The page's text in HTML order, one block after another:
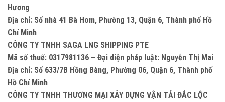
Hương
Địa chỉ: Số nhà 41 Bà Hom, Phường 13, Quận 6, Thành phố Hồ
Chí Minh
CÔNG TY TNHH SAGA LNG SHIPPING PTE
Mã số thuế: 0317981136 – Đại diện pháp luật: Nguyễn Thị Mai
Địa chỉ: Số 633/7B Hồng Bàng, Phường 06, Quận 6, Thành phố
Hồ Chí Minh
CÔNG TY TNHH THƯƠNG MẠI XÂY DỰNG VẬN TẢI ĐẮC LỘC